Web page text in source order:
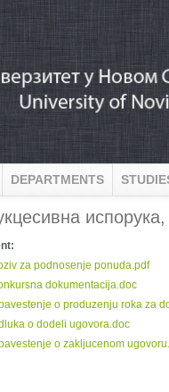
DEPARTMENTS
za podnosenje ponuda.pdf
dokumentacija.doc
o produzenju roka za
o dodeli ugovora.doc
o zakljucenom